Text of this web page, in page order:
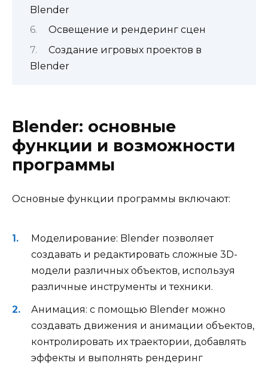
Blender
Освещение и рендеринг сцен
Создание игровых проектов в
Blender
Blender: основные
функции и возможности
программы
Основные функции программы включают:
Моделирование: Blender позволяет
создавать и редактировать сложные 3D-
модели различных объектов, используя
различные инструменты и техники.
Анимация: с помощью Blender можно
создавать движения и анимации объектов,
контролировать их траектории, добавлять
эффекты и выполнять рендеринг